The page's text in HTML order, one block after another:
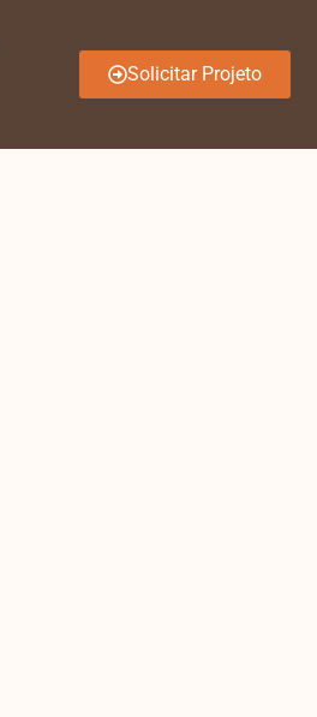
Solicitar Projeto